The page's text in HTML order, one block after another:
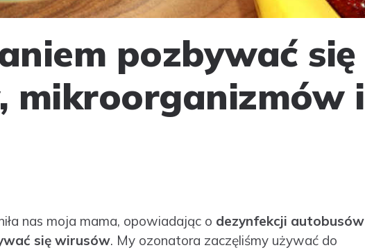
pozbywać się
mikroorganizmów i
nas moja mama, opowiadając o dezynfekcji autobusów
się wirusów. My ozonatora zaczęliśmy używać do